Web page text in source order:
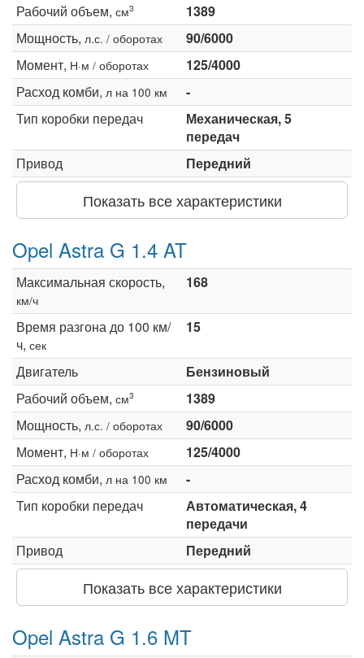
Рабочий объем, см3
1389
Мощность, л.с. / оборотах
90/6000
Момент, Н·м / оборотах
125/4000
Расход комби, л на 100 км
-
Тип коробки передач
Механическая, 5
передач
Привод
Передний
Показать все характеристики
Opel Astra G 1.4 AT
Максимальная скорость,
км/ч
168
Время разгона до 100 км/
ч, сек
15
Двигатель
Бензиновый
Рабочий объем, см3
1389
Мощность, л.с. / оборотах
90/6000
Момент, Н·м / оборотах
125/4000
Расход комби, л на 100 км
-
Тип коробки передач
Автоматическая, 4
передачи
Привод
Передний
Показать все характеристики
Opel Astra G 1.6 MT